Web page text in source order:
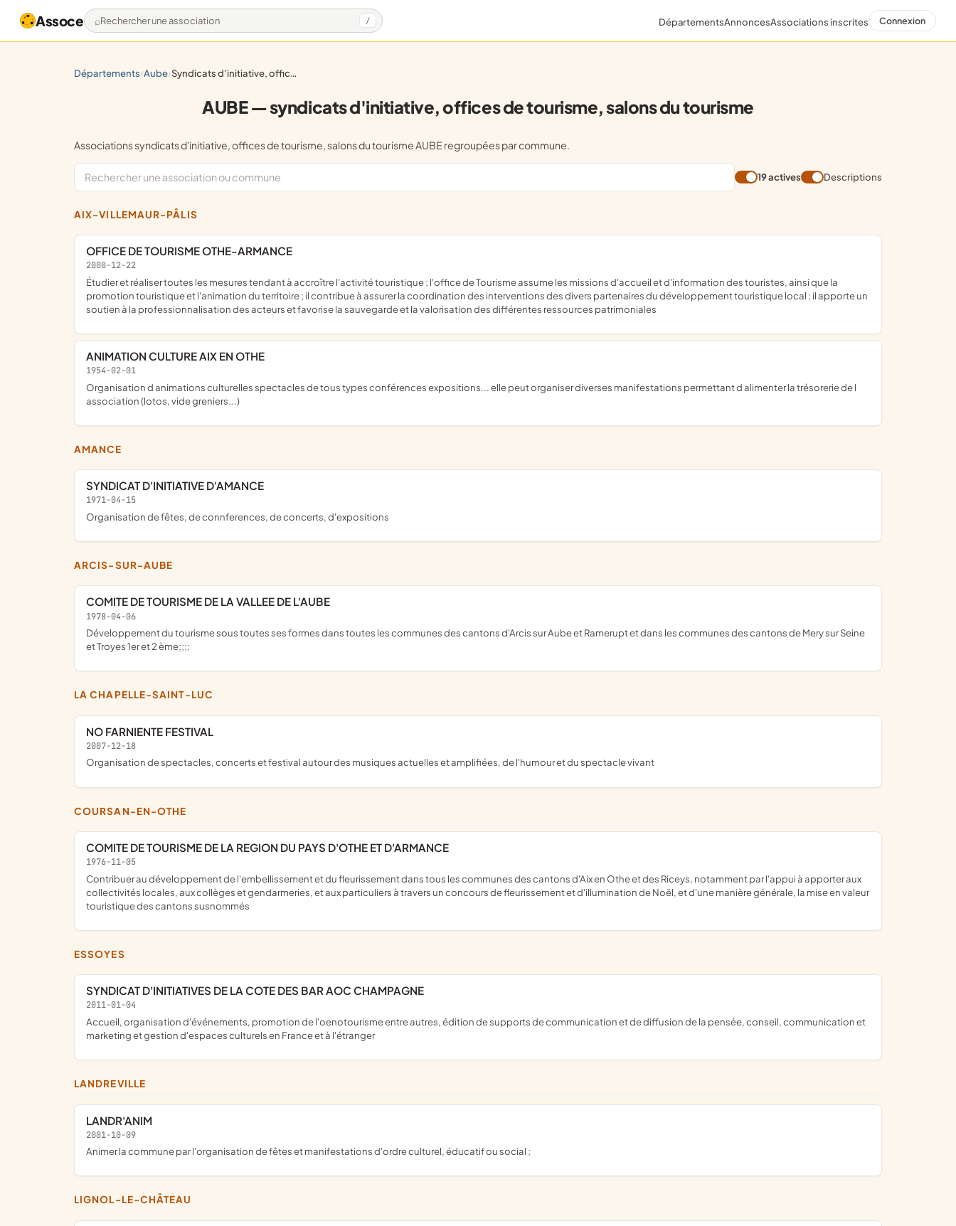
Assoce Rechercher une association / DépartementsAnnoncesAssociations inscrites Connexion
départements/ aube/ syndicats d'initiative, offices de tourisme, salons du tourisme
AUBE — syndicats d'initiative, offices de tourisme, salons du tourisme
Associations syndicats d'initiative, offices de tourisme, salons du tourisme AUBE regroupées par commune.
19 actives Descriptions
AIX-VILLEMAUR-PÂLIS
OFFICE DE TOURISME OTHE-ARMANCE
2000-12-22
étudier et réaliser toutes les mesures tendant à accroître l'activité touristique ; l'office de Tourisme assume les missions d'accueil et d'information des touristes, ainsi que la
promotion touristique et l'animation du territoire ; il contribue à assurer la coordination des interventions des divers partenaires du développement touristique local ; il apporte un
soutien à la professionnalisation des acteurs et favorise la sauvegarde et la valorisation des différentes ressources patrimoniales
ANIMATION CULTURE AIX EN OTHE
1954-02-01
organisation d animations culturelles spectacles de tous types conférences expositions... elle peut organiser diverses manifestations permettant d alimenter la trésorerie de l
association (lotos, vide greniers...)
AMANCE
SYNDICAT D'INITIATIVE D'AMANCE
1971-04-15
organisation de fêtes, de connferences, de concerts, d'expositions
ARCIS-SUR-AUBE
COMITE DE TOURISME DE LA VALLEE DE L'AUBE
1978-04-06
développement du tourisme sous toutes ses formes dans toutes les communes des cantons d'Arcis sur Aube et Ramerupt et dans les communes des cantons de Mery sur Seine
et Troyes 1er et 2 ème;;;;
LA CHAPELLE-SAINT-LUC
NO FARNIENTE FESTIVAL
2007-12-18
organisation de spectacles, concerts et festival autour des musiques actuelles et amplifiées, de l'humour et du spectacle vivant
COURSAN-EN-OTHE
COMITE DE TOURISME DE LA REGION DU PAYS D'OTHE ET D'ARMANCE
1976-11-05
contribuer au développement de l'embellissement et du fleurissement dans tous les communes des cantons d'Aix en Othe et des Riceys, notamment par l'appui à apporter aux
collectivités locales, aux collèges et gendarmeries, et aux particuliers à travers un concours de fleurissement et d'illumination de Noël, et d'une manière générale, la mise en valeur
touristique des cantons susnommés
ESSOYES
SYNDICAT D'INITIATIVES DE LA COTE DES BAR AOC CHAMPAGNE
2011-01-04
accueil, organisation d'événements, promotion de l'oenotourisme entre autres, édition de supports de communication et de diffusion de la pensée, conseil, communication et
marketing et gestion d'espaces culturels en France et à l'étranger
LANDREVILLE
LANDR'ANIM
2001-10-09
animer la commune par l'organisation de fêtes et manifestations d'ordre culturel, éducatif ou social ;
LIGNOL-LE-CHÂTEAU